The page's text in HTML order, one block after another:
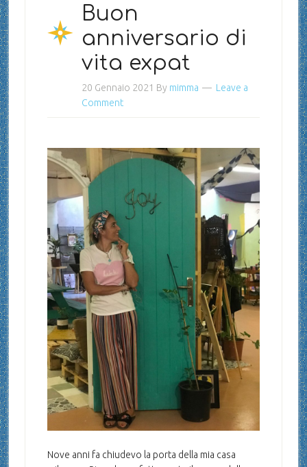
Buon
anniversario di
vita expat
20 Gennaio 2021 By mimma
Leave a
Comment
Nove anni fa chiudevo la porta della mia casa